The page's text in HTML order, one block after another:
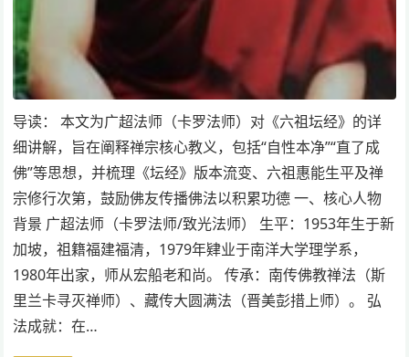
导读： 本文为广超法师（卡罗法师）对《六祖坛经》的详
细讲解，旨在阐释禅宗核心教义，包括“自性本净”“直了成
佛”等思想，并梳理《坛经》版本流变、六祖惠能生平及禅
宗修行次第，鼓励佛友传播佛法以积累功德 一、核心人物
背景 广超法师（卡罗法师/致光法师） 生平：1953年生于新
加坡，祖籍福建福清，1979年肄业于南洋大学理学系，
1980年出家，师从宏船老和尚。 传承：南传佛教禅法（斯
里兰卡寻灭禅师）、藏传大圆满法（晋美彭措上师）。 弘
法成就：在…